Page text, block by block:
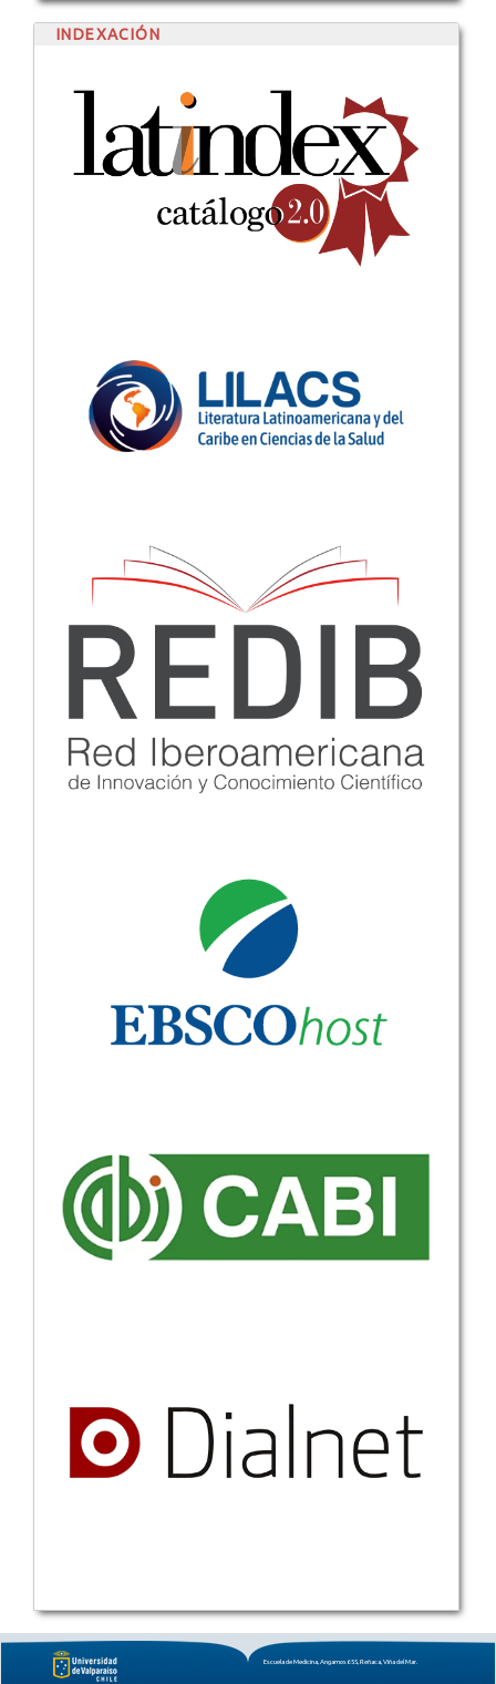
INDEXACIÓN
Escuela de Medicina, Angamos 655, Reñaca, Viña del Mar.